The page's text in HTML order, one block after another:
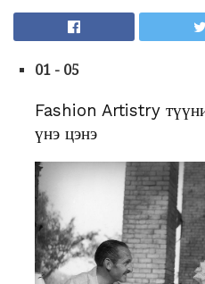
01 - 05
Fashion Artistry
үнэ цэнэ